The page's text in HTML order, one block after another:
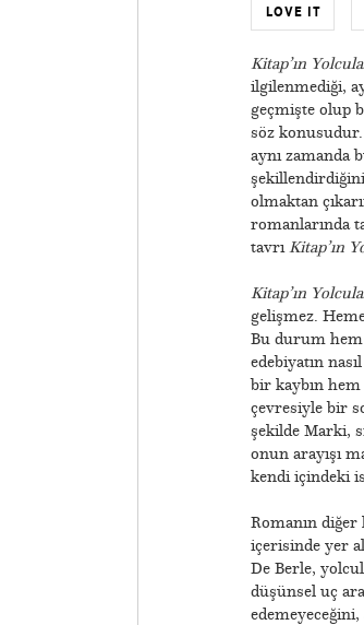
LOVE IT
Kitap’ın
ilgilenmediği,
geçmişte olup
söz
aynı zamanda
olmaktan
romanlarında
tavrıKitap’ın
Kitap’ın
gelişmez.
Bu durum hem
edebiyatın
bir kaybın
çevresiyle bir
şekilde Marki,
onun arayışı
kendi içindeki
Romanın
içerisinde yer
De Berle,
düşünsel uç